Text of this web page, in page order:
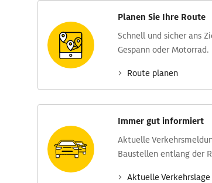
Planen Sie Ihre Route
Schnell und sicher ans
Gespann oder Motorrad.
Route planen
Immer gut informiert
Aktuelle
Baustellen entlang der
Aktuelle Verkehrs­lage